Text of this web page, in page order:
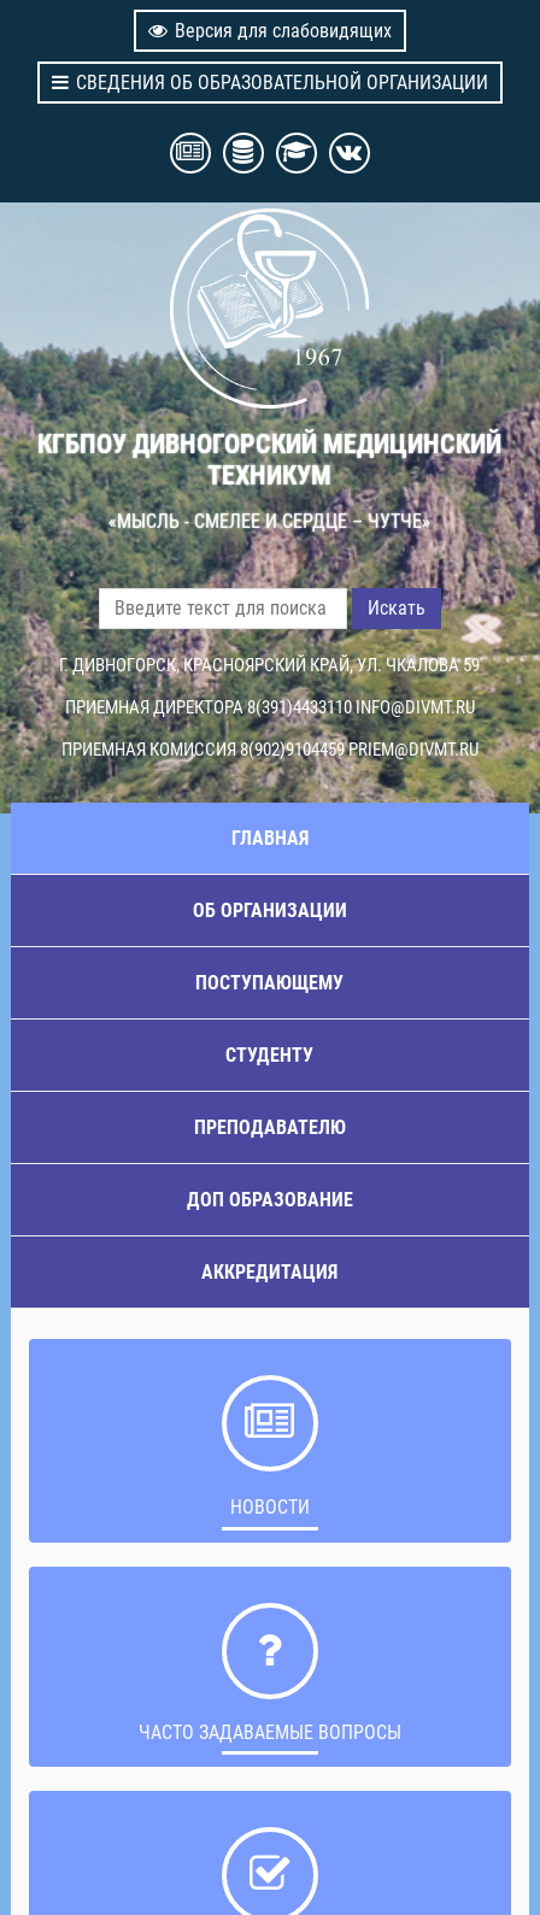
Версия для слабовидящих
СВЕДЕНИЯ ОБ ОБРАЗОВАТЕЛЬНОЙ ОРГАНИЗАЦИИ
КГБПОУ ДИВНОГОРСКИЙ МЕДИЦИНСКИЙ
ТЕХНИКУМ
«МЫСЛЬ - СМЕЛЕЕ И СЕРДЦЕ – ЧУТЧЕ»
Искать
Г. ДИВНОГОРСК, КРАСНОЯРСКИЙ КРАЙ, УЛ. ЧКАЛОВА 59
ПРИЕМНАЯ ДИРЕКТОРА 8(391)4433110INFO@DIVMT.RU
ПРИЕМНАЯ КОМИССИЯ 8(902)9104459PRIEM@DIVMT.RU
ГЛАВНАЯ
ОБ ОРГАНИЗАЦИИ
ПОСТУПАЮЩЕМУ
СТУДЕНТУ
ПРЕПОДАВАТЕЛЮ
ДОП ОБРАЗОВАНИЕ
АККРЕДИТАЦИЯ
НОВОСТИ
ЧАСТО ЗАДАВАЕМЫЕ ВОПРОСЫ